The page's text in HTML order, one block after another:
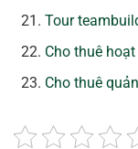
Tour
Cho thuê
Cho thuê